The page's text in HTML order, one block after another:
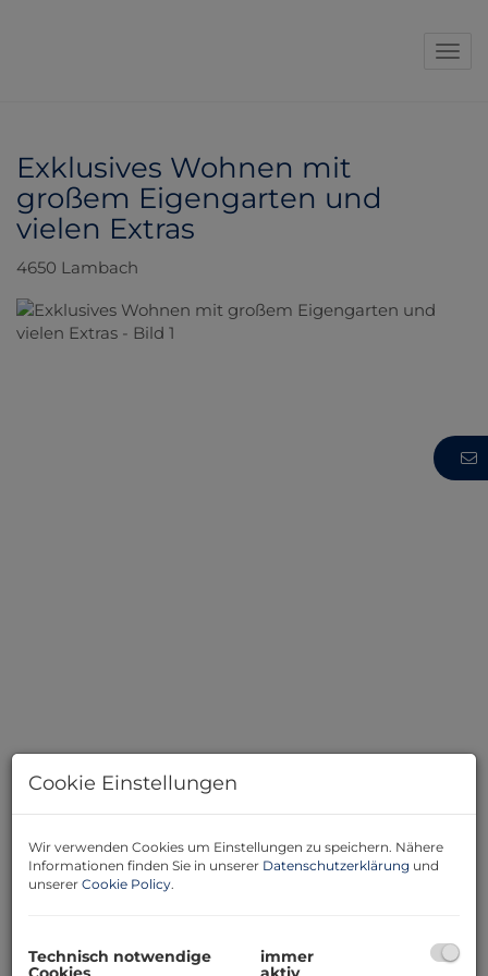
Exklusives Wohnen mit
großem Eigengarten und
vielen Extras
4650 Lambach
Mehr Platz, mehr Ruhe, mehr Zuhause.
Cookie Einstellungen
Wir verwenden Cookies um Einstellungen zu speichern. Nähere
Informationen finden Sie in unserer Datenschutzerklärung und
unserer Cookie Policy.
Technisch notwendige
immer